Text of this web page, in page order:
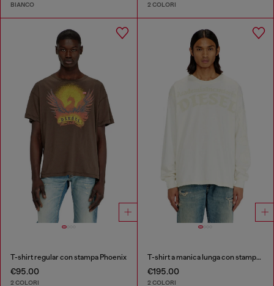
BIANCO 2 COLORI
T-shirt regular con stampa Phoenix
€95.00
2 COLORI
T-shirt a manica lunga con stampe e patch
€195.00
2 COLORI